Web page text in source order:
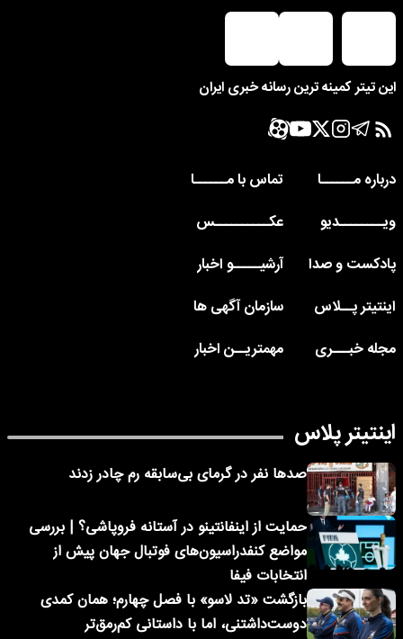
این تیتر کمینه ترین رسانه خبری ایران
درباره مــــــا
تماس با مــــــا
ویــــــــدیو
عکــــــــــس
پادکست و صدا
آرشیـــــو اخبار
اینتیتر پــلاس
سازمان آگهی ها
مجله خبـــری
مهمتریــن اخبار
اینتیتر پلاس
صدها نفر در گرمای بی‌سابقه رم چادر زدند
حمایت از اینفانتینو در آستانه فروپاشی؟ | بررسی
مواضع کنفدراسیون‌های فوتبال جهان پیش از
انتخابات فیفا
بازگشت «تد لاسو» با فصل چهارم؛ همان کمدی
دوست‌داشتنی، اما با داستانی کم‌رمق‌تر